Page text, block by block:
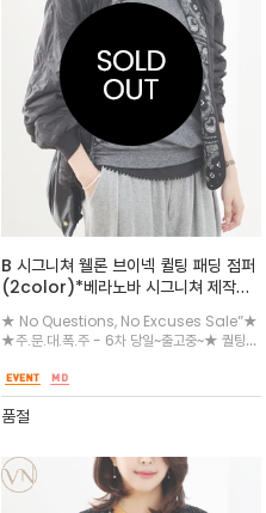
B 시그니쳐 웰론 브이넥 퀼팅 패딩 점퍼
(2color)*베라노바 시그니쳐 제작상
품 / 안감 모두 페이즐리 반다나 코튼 원
단으로 배색 /웰론솜 충전재 /가볍고 편
하게 /베라노바 제작 라인 /데일리 픽
아이템으로 퀼팅의 멋스러운 디자인에
브이넥, 버튼 여밈 등 실용성
★ No Questions, No Excuses Sale”★
★주.문.대.폭.주 - 6차 당일~출고중~★ 퀄팅
시한 실루엣을 연출/1온스 솜을 보강하여 간절기
아우터로 활용/겨울에는 코트 안에 레이어드~
품절